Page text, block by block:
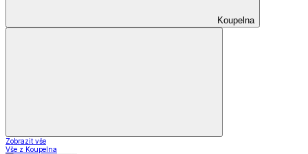
Koupelna
Zobrazit vše
Vše z Koupelna